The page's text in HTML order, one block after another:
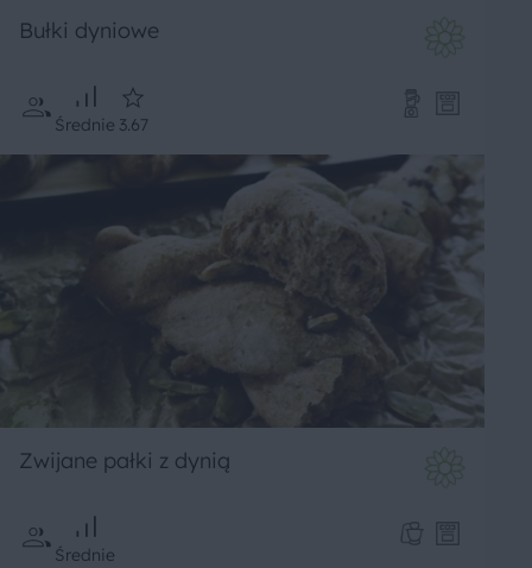
Bułki dyniowe
Średnie 3.67
Zwijane pałki z dynią
Średnie